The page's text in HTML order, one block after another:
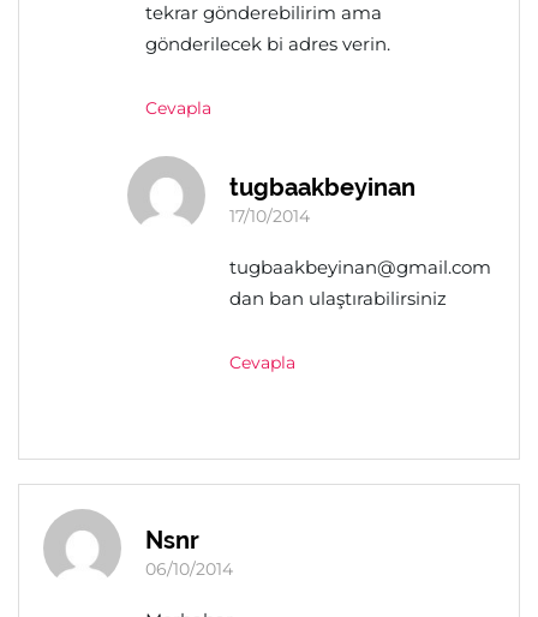
tekrar gönderebilirim ama
gönderilecek bi adres verin.
Cevapla
tugbaakbeyinan
17/10/2014
tugbaakbeyinan@gmail.com
dan ban ulaştırabilirsiniz
Cevapla
Nsnr
06/10/2014